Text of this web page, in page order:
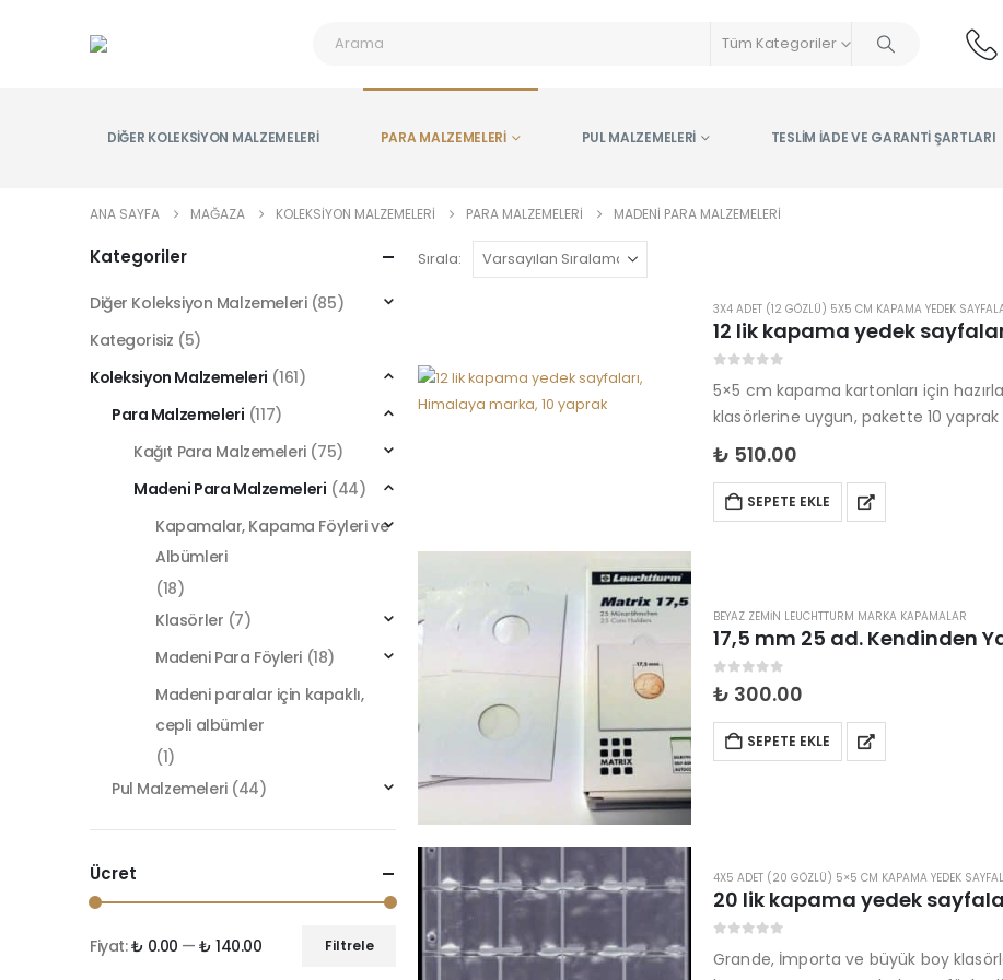
Tüm Kategoriler
DIĞER KOLEKSIYON MALZEMELERI PARA MALZEMELERI PUL MALZEMELERI TESLIM İADE VE GARANTI ŞARTLARI
ANA SAYFA MAĞAZA KOLEKSIYON MALZEMELERI PARA MALZEMELERI MADENI PARA MALZEMELERI
Sırala:
3X4 ADET (12 GÖZLÜ) 5X5 CM KAPAMA YEDEK
12 lik kapama yedek
5×5 cm kapama kartonları için
klasörlerine uygun, pakette 10
₺ 510.00
SEPETE EKLE
BEYAZ ZEMIN LEUCHTTURM MARKA KAPAMALAR
0 5 üzerinden
₺ 300.00
SEPETE EKLE
4X5 ADET (20 GÖZLÜ) 5×5 CM KAPAMA YEDEK
20 lik kapama yedek
Grande, İmporta ve büyük boy
Kategoriler
Diğer Koleksiyon Malzemeleri (85)
Kategorisiz (5)
Koleksiyon Malzemeleri (161)
Para Malzemeleri (117)
Kağıt Para Malzemeleri (75)
Madeni Para Malzemeleri (44)
Kapamalar, Kapama Föyleri ve
Albümleri
(18)
Klasörler (7)
Madeni Para Föyleri (18)
Madeni paralar için kapaklı,
cepli albümler
(1)
Pul Malzemeleri (44)
Ücret
En
En
Filtrele
Fiyat:₺ 0.00 —₺ 140.00